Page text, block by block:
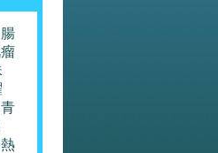
腸
青